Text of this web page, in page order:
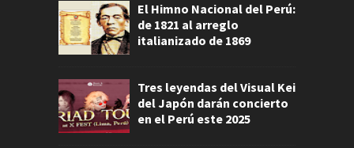
El Himno Nacional del Perú:
de 1821 al arreglo
italianizado de 1869
Tres leyendas del Visual Kei
del Japón darán concierto
en el Perú este 2025